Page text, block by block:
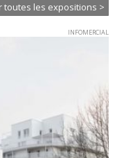
toutes les expositions >
INFOMERCIAL